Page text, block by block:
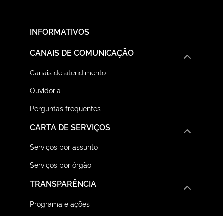
INFORMATIVOS
CANAIS DE COMUNICAÇÃO
Canais de atendimento
Ouvidoria
Perguntas frequentes
CARTA DE SERVIÇOS
Serviços por assunto
Serviços por órgão
TRANSPARÊNCIA
Programa e ações